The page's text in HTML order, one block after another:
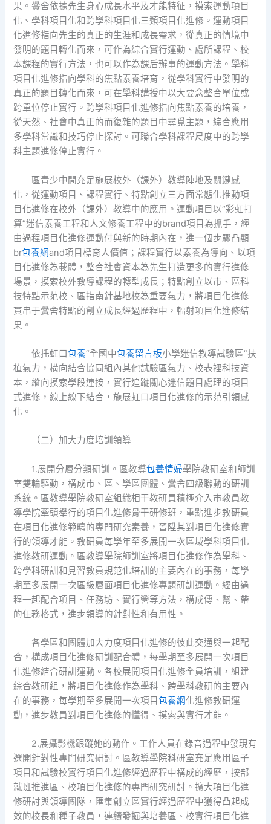
果。黌舍依據先生身心成長水平及才能特征，摸索運動項目
化、學科項目化和跨學科項目化三類項目化進修。運動項目
化進修指向先生的真正的生涯和成長需求，從真正的情境中
發明的題目轉化而來，可作為綜合實行運動、處所課程、校
本課程的實行方法，也可以作為課后辦事的運動方法。學科
項目化進修指向學科的焦點素養培育，從學科實行中發明的
真正的題目轉化而來，可在學科講授中以大要念整合單位或
跨單位停止實行。跨學科項目化進修指向焦點素養的培養，
從天然、社會中真正的而復雜的題目中尋覓主題，綜合應用
多學科常識和技巧停止探討。可聯合學科課程尺度中的跨學
科主題進修停止實行。
區青少中間充足施展校外（課外）教導陣地及關鍵感
化，從運動項目、課程實行、特點創立三方面常態化推動項
目化進修在校外（課外）教導中的應用。運動項目以“彩虹打
算”迷信素養工程和人文修養工程中的brand項目為抓手，經
由過程項目化進修運動付與新的時期內在，進一個步驟凸顯
br包養網and項目標育人價值；課程實行以素養為導向、以項
目化進修為載體，整合社會資本為先生打造更多的實行進修
場景，摸索校外教導課程的轉型成長；特點創立以市、區科
技特點示范校、區指南針基地校為重要氣力，將項目化進修
貫串于黌舍特點的創立成長經過歷程中，輻射項目化進修結
果。
依托虹口包養“全國中包養留言板小學迷信教導試驗區”扶
植氣力，橫向結合協同組內其他試驗區氣力、校表裡科技資
本，縱向摸索學段連接，實行追蹤關心迷信題目處理的項目
式進修，線上線下結合，施展虹口項目化進修的示范引領感
化。
（二）加大力度培訓領導
1.展開分層分類研訓。區教導包養情婦學院教研室和師訓
室雙輪驅動，構成市、區、學區團體、黌舍四級聯動的研訓
系統。區教導學院教研室組織相干教研員積極介入市教員教
導學院牽頭舉行的項目化進修骨干研修班，重點進步教研員
在項目化進修範疇的專門研究素養，晉陞其對項目化進修實
行的領導才能。教研員每學年至多展開一次區域學科項目化
進修教研運動。區教導學院師訓室將項目化進修作為學科、
跨學科研訓和見習教員規范化培訓的主要內在的事務，每學
期至多展開一次區級層面項目化進修專題研訓運動。經由過
程一起配合項目、任務坊、實行營等方法，構成傳、幫、帶
的任務格式，進步領導的針對性和有用性。
各學區和團體加大力度項目化進修的彼此交通與一起配
合，構成項目化進修研訓配合體，每學期至多展開一次項目
化進修結合研訓運動。各校展開項目化進修全員培訓，組建
綜合教研組，將項目化進修作為學科、跨學科教研的主要內
在的事務，每學期至多展開一次項目包養網化進修教研運
動，進步教員對項目化進修的懂得、摸索與實行才能。
2.展攝影機跟蹤她的動作。工作人員在錄音過程中發現有
選開針對性專門研究研討。區教導學院科研室充足應用區子
項目和試驗校實行項目化進修經過歷程中構成的經歷，按部
就班推進區、校項目化進修的專門研究研討。擴大項目化進
修研討與領導團隊，匯集創立區實行經過歷程中獲得凸起成
效的校長和種子教員，連續發掘與培養區、校實行項目化進